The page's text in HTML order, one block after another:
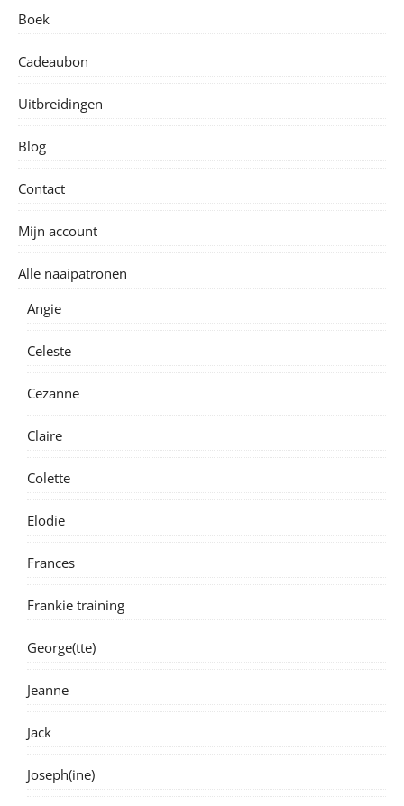
Boek
Cadeaubon
Uitbreidingen
Blog
Contact
Mijn account
Alle naaipatronen
Angie
Celeste
Cezanne
Claire
Colette
Elodie
Frances
Frankie training
George(tte)
Jeanne
Jack
Joseph(ine)